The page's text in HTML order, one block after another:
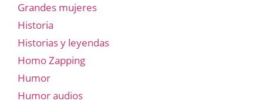
Grandes mujeres
Historia
Historias y leyendas
Homo Zapping
Humor
Humor audios